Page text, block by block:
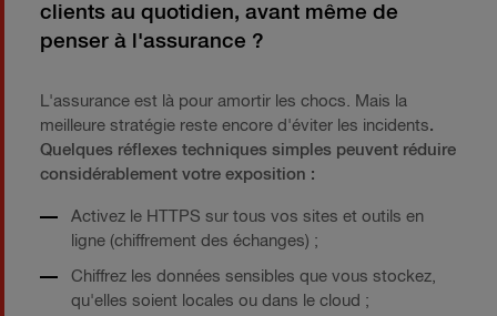
clients au quotidien, avant même de
penser à l'assurance ?
L'assurance est là pour amortir les chocs. Mais la
meilleure stratégie reste encore d'éviter les incidents.
Quelques réflexes techniques simples peuvent réduire
considérablement votre exposition :
Activez le HTTPS sur tous vos sites et outils en
ligne (chiffrement des échanges) ;
Chiffrez les données sensibles que vous stockez,
qu'elles soient locales ou dans le cloud ;